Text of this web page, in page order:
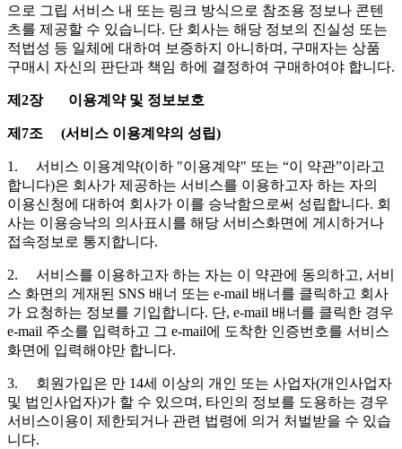
으로 그립 서비스 내 또는 링크 방식으로 참조용 정보나 콘텐
츠를 제공할 수 있습니다. 단 회사는 해당 정보의 진실성 또는
적법성 등 일체에 대하여 보증하지 아니하며, 구매자는 상품
구매시 자신의 판단과 책임 하에 결정하여 구매하여야 합니다.
제2장 이용계약 및 정보보호
제7조 (서비스 이용계약의 성립)
1. 서비스 이용계약(이하 "이용계약" 또는 “이 약관”이라고
합니다)은 회사가 제공하는 서비스를 이용하고자 하는 자의
이용신청에 대하여 회사가 이를 승낙함으로써 성립합니다. 회
사는 이용승낙의 의사표시를 해당 서비스화면에 게시하거나
접속정보로 통지합니다.
2. 서비스를 이용하고자 하는 자는 이 약관에 동의하고, 서비
스 화면의 게재된 SNS 배너 또는 e-mail 배너를 클릭하고 회사
가 요청하는 정보를 기입합니다. 단, e-mail 배너를 클릭한 경우
e-mail 주소를 입력하고 그 e-mail에 도착한 인증번호를 서비스
화면에 입력해야만 합니다.
3. 회원가입은 만 14세 이상의 개인 또는 사업자(개인사업자
및 법인사업자)가 할 수 있으며, 타인의 정보를 도용하는 경우
서비스이용이 제한되거나 관련 법령에 의거 처벌받을 수 있습
니다.